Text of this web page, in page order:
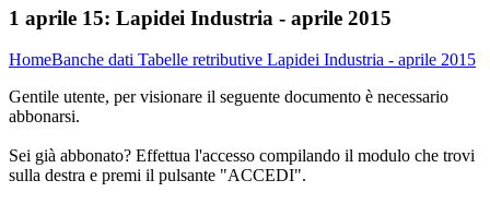
1 aprile 15: Lapidei Industria - aprile 2015
HomeBanche dati Tabelle retributive Lapidei Industria - aprile 2015
Gentile utente, per visionare il seguente documento è necessario
abbonarsi.
Sei già abbonato? Effettua l'accesso compilando il modulo che trovi
sulla destra e premi il pulsante "ACCEDI".